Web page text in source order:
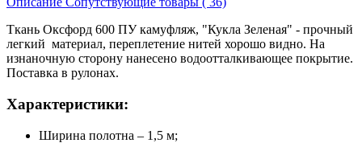
Ткань Оксфорд 600 ПУ камуфляж, "Кукла Зеленая" - прочный
легкий материал, переплетение нитей хорошо видно. На
изнаночную сторону нанесено водоотталкивающее покрытие.
Поставка в рулонах.
Характеристики:
Ширина полотна – 1,5 м;